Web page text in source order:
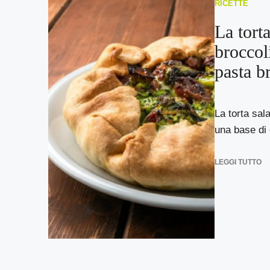
RICETTE
La
pasta
La torta
una base
LEGGI TUTTO